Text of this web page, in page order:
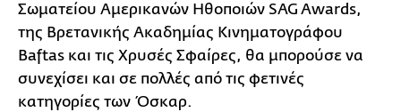
Σωματείου Αμερικανών Ηθοποιών SAG Awards,
της Βρετανικής Ακαδημίας Κινηματογράφου
Baftas και τις Χρυσές Σφαίρες, θα μπορούσε να
συνεχίσει και σε πολλές από τις φετινές
κατηγορίες των Όσκαρ.